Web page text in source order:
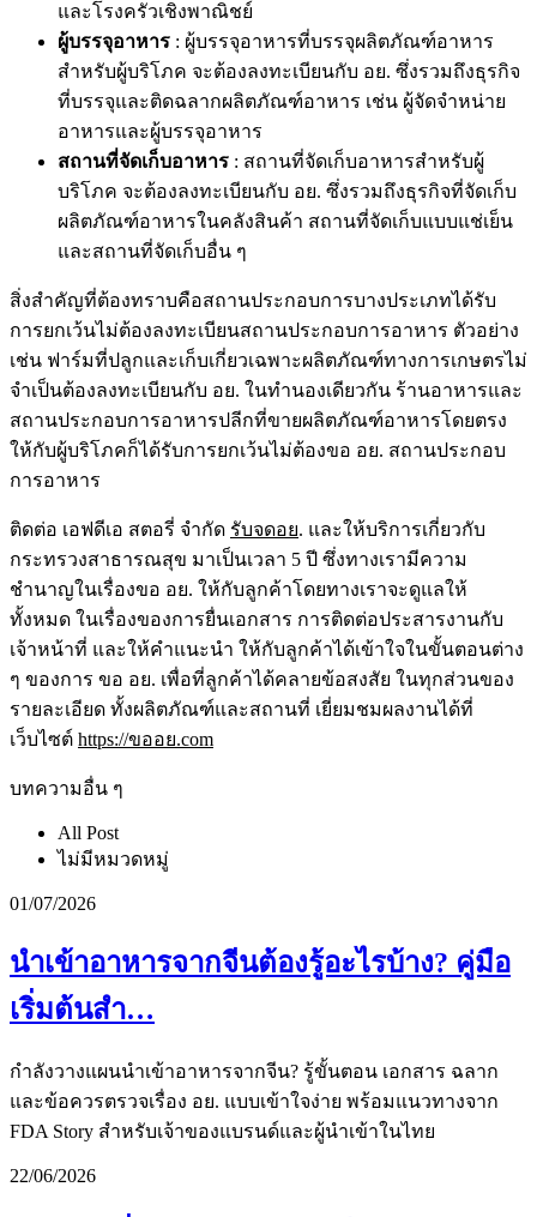
และโรงครัวเชิงพาณิชย์
ผู้บรรจุอาหาร : ผู้บรรจุอาหารที่บรรจุผลิตภัณฑ์อาหาร
สำหรับผู้บริโภค จะต้องลงทะเบียนกับ อย. ซึ่งรวมถึงธุรกิจ
ที่บรรจุและติดฉลากผลิตภัณฑ์อาหาร เช่น ผู้จัดจำหน่าย
อาหารและผู้บรรจุอาหาร
สถานที่จัดเก็บอาหาร : สถานที่จัดเก็บอาหารสำหรับผู้
บริโภค จะต้องลงทะเบียนกับ อย. ซึ่งรวมถึงธุรกิจที่จัดเก็บ
ผลิตภัณฑ์อาหารในคลังสินค้า สถานที่จัดเก็บแบบแช่เย็น
และสถานที่จัดเก็บอื่น ๆ
สิ่งสำคัญที่ต้องทราบคือสถานประกอบการบางประเภทได้รับ
การยกเว้นไม่ต้องลงทะเบียนสถานประกอบการอาหาร ตัวอย่าง
เช่น ฟาร์มที่ปลูกและเก็บเกี่ยวเฉพาะผลิตภัณฑ์ทางการเกษตรไม่
จำเป็นต้องลงทะเบียนกับ อย. ในทำนองเดียวกัน ร้านอาหารและ
สถานประกอบการอาหารปลีกที่ขายผลิตภัณฑ์อาหารโดยตรง
ให้กับผู้บริโภคก็ได้รับการยกเว้นไม่ต้องขอ อย. สถานประกอบ
การอาหาร
ติดต่อ เอฟดีเอ สตอรี่ จำกัด รับจดอย. และให้บริการเกี่ยวกับ
กระทรวงสาธารณสุข มาเป็นเวลา 5 ปี ซึ่งทางเรามีความ
ชำนาญในเรื่องขอ อย. ให้กับลูกค้าโดยทางเราจะดูแลให้
ทั้งหมด ในเรื่องของการยื่นเอกสาร การติดต่อประสารงานกับ
เจ้าหน้าที่ และให้คำแนะนำ ให้กับลูกค้าได้เข้าใจในขั้นตอนต่าง
ๆ ของการ ขอ อย. เพื่อที่ลูกค้าได้คลายข้อสงสัย ในทุกส่วนของ
รายละเอียด ทั้งผลิตภัณฑ์และสถานที่ เยี่ยมชมผลงานได้ที่
เว็บไซต์ https://ขออย.com
บทความอื่น ๆ
All Post
ไม่มีหมวดหมู่
01/07/2026
นำเข้าอาหารจากจีนต้องรู้อะไรบ้าง? คู่มือ
เริ่มต้นสำ…
กำลังวางแผนนำเข้าอาหารจากจีน? รู้ขั้นตอน เอกสาร ฉลาก
และข้อควรตรวจเรื่อง อย. แบบเข้าใจง่าย พร้อมแนวทางจาก
FDA Story สำหรับเจ้าของแบรนด์และผู้นำเข้าในไทย
22/06/2026